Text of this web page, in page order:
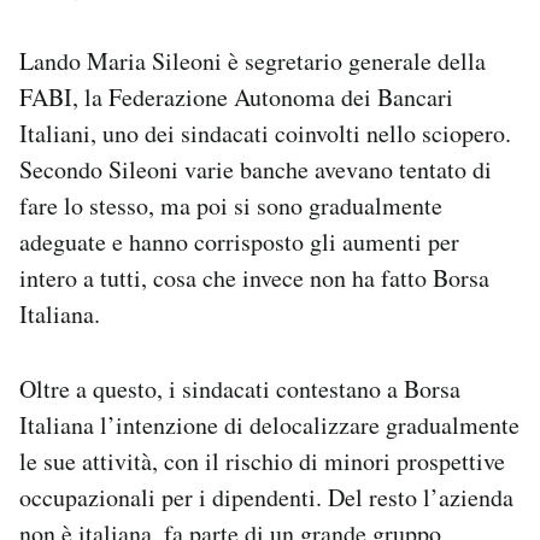
Lando Maria Sileoni è segretario generale della
FABI, la Federazione Autonoma dei Bancari
Italiani, uno dei sindacati coinvolti nello sciopero.
Secondo Sileoni varie banche avevano tentato di
fare lo stesso, ma poi si sono gradualmente
adeguate e hanno corrisposto gli aumenti per
intero a tutti, cosa che invece non ha fatto Borsa
Italiana.
Oltre a questo, i sindacati contestano a Borsa
Italiana l’intenzione di delocalizzare gradualmente
le sue attività, con il rischio di minori prospettive
occupazionali per i dipendenti. Del resto l’azienda